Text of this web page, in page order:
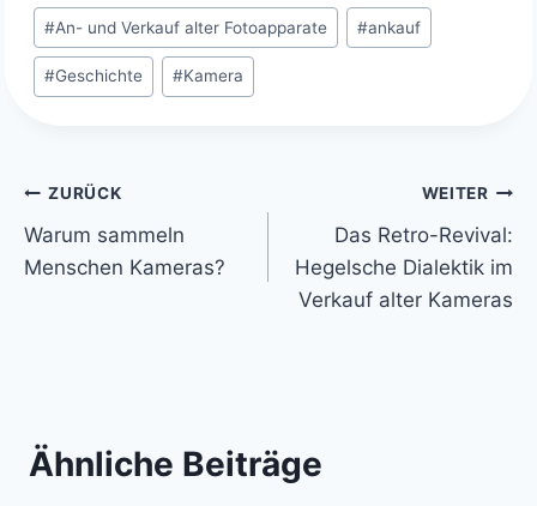
Schlagworte:
#An- und Verkauf alter Fotoapparate #ankauf
#Geschichte #Kamera
Beitragsnavigation
ZURÜCK
Warum sammeln
Menschen Kameras?
WEITER
Das Retro-Revival:
Hegelsche Dialektik im
Verkauf alter Kameras
Ähnliche Beiträge